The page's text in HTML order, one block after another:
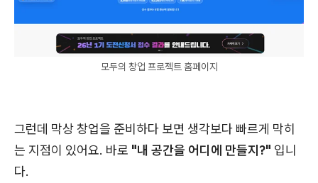
모두의 창업 프로젝트 홈페이지
그런데 막상 창업을 준비하다 보면 생각보다 빠르게 막히
는 지점이 있어요. 바로 "내 공간을 어디에 만들지?" 입니
다.